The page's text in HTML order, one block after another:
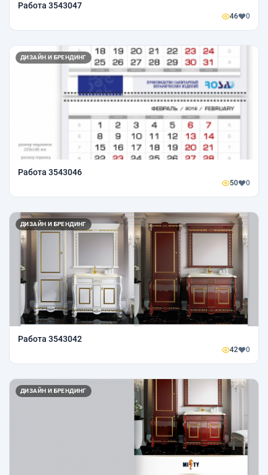
Работа 3543047
46 0
ДИЗАЙН И БРЕНДИНГ
Работа 3543046
50 0
ДИЗАЙН И БРЕНДИНГ
Работа 3543042
42 0
ДИЗАЙН И БРЕНДИНГ